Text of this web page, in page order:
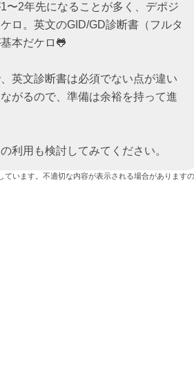
〜2年先になることが多く、デポジ
ロ。英文のGID/GD診断書（フルタ
本だケロ🐸
英文診断書は必須でない点が違い
がるので、準備は余裕を持って進
利用も検討してみてください。
います。不適切な内容が表示される場合があります